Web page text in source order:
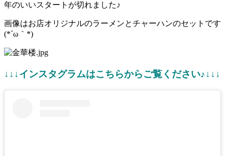
年のいいスタートが切れました♪
画像はお店オリジナルのラーメンとチャーハンのセットです
(*´ω｀*)
↓↓↓インスタグラムはこちらからご覧ください♪↓↓↓